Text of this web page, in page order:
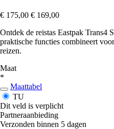
€ 175,00 € 169,00
Ontdek de reistas Eastpak Trans4
praktische functies combineert
reizen.
Maat
*
Maattabel
TU
Dit veld is verplicht
Partneraanbieding
Verzonden binnen 5 dagen